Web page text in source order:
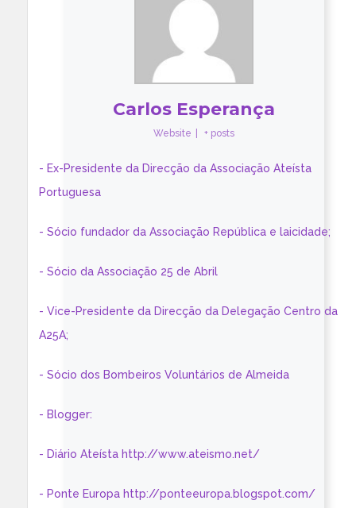
Carlos Esperança
Website + posts
- Ex-Presidente da Direcção da Associação Ateísta
Portuguesa
- Sócio fundador da Associação República e laicidade;
- Sócio da Associação 25 de Abril
- Vice-Presidente da Direcção da Delegação Centro da
A25A;
- Sócio dos Bombeiros Voluntários de Almeida
- Blogger:
- Diário Ateísta http://www.ateismo.net/
- Ponte Europa http://ponteeuropa.blogspot.com/